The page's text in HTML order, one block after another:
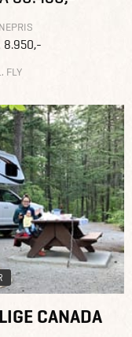
8.950,-
FLY
CANADA